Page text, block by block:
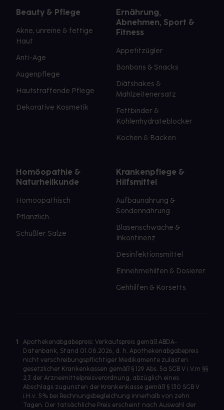
Beauty & Pflege
Akne, unreine & fettige
Haut
Anti-Age
Augenpflege
Hautstraffende Pflege
Dekorative Kosmetik
Ernährung,
Abnehmen, Sport &
Fitness
Appetitzügler
Bonbons & Snacks
Diätshakes &
Mahlzeitenersatz
Fettbinder &
Kohlenhydrateblocker
Kochen & Backen
Homöopathie &
Naturheilkunde
Homöopathisch
Pflanzlich
Schüßler Salze
Krankenpflege &
Hilfsmittel
Aufbaunahrung &
Sondennahrung
Blasenschwäche &
Inkontinenz
Desinfektionsmittel
Einnehmehilfen & Dosierer
Gehhilfen & Korsetts
1
Apothekenabgabepreis: Verkaufspreis gemäß ABDA-
Datenbank, Stand 01.08.2026, d. h. Apothekenabgabepreis
nicht verschreibungspflichtiger Medikamente zulasten
gesetzlicher Krankenkassen gemäß § 129 Abs. 5a SGB V i.V.m §§
2,3 der Arzneimittelpreisverordnung, abzüglich eines
Abschlags zugunsten der Krankenkasse gemäß § 130 SGB V
i.H.v. 5% bei Rechnungsbegleichung innerhalb von zehn
Tagen. Der tatsächliche Preis erscheint nach Auswahl der